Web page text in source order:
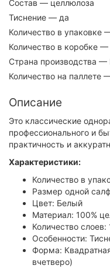
Состав — целлюлоза
Тиснение — да
Количество в упаковке
Количество в коробке —
Страна производства —
Количество на паллете
Описание
Это классические
профессионального и
практичность и
Характеристики:
Количество в
Размер одной
Цвет: Белый
Материал: 100%
Количество слоев:
Особенности:
Форма:
вчетверо)